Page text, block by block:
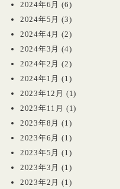
2024年6月 (6)
2024年5月 (3)
2024年4月 (2)
2024年3月 (4)
2024年2月 (2)
2024年1月 (1)
2023年12月 (1)
2023年11月 (1)
2023年8月 (1)
2023年6月 (1)
2023年5月 (1)
2023年3月 (1)
2023年2月 (1)